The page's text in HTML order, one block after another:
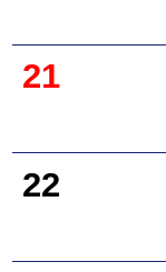
21
22